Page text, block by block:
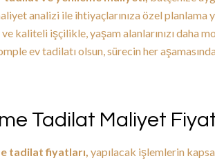
analizi ile ihtiyaçlarınıza özel planlama
kaliteli işçilikle, yaşam alanlarınızı daha
ev tadilatı olsun, sürecin her
Tadilat Maliyet
tadilat fiyatları, yapılacak işlemlerin